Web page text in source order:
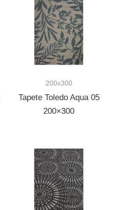
200x300
Tapete Toledo Aqua 05
200×300